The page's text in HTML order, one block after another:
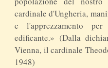
cardinale d'Ungheria,
e l'apprezzamento
edificante.» (Dalla
Vienna, il cardinale
1948)